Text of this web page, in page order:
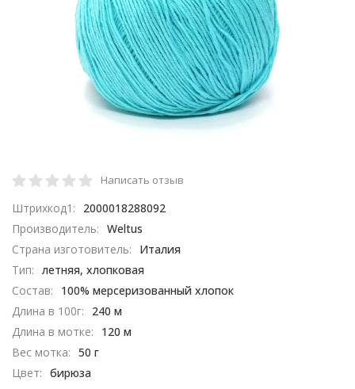
Написать отзыв
Штрихкод1:
2000018288092
Производитель: Weltus
Страна изготовитель:
Италия
Тип: летняя, хлопковая
Состав:
100% мерсеризованный хлопок
Длина в 100г:
240 м
Длина в мотке:
120 м
Вес мотка: 50 г
Цвет: бирюза